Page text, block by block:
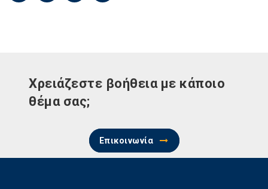
Χρειάζεστε βοήθεια με κάποιο
θέμα σας;
Επικοινωνία